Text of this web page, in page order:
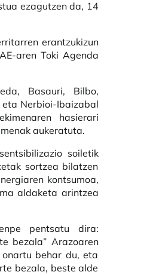
ezagutzen da, 14
erantzukizun
aren Toki Agenda
Basauri, Bilbo,
eta Nerbioi-Ibaizabal
hasierari
aukeratuta.
soiletik
sortzea bilatzen
kontsumoa,
aldaketa arintzea
pentsatu dira:
bezala” Arazoaren
behar du, eta
bezala, beste alde